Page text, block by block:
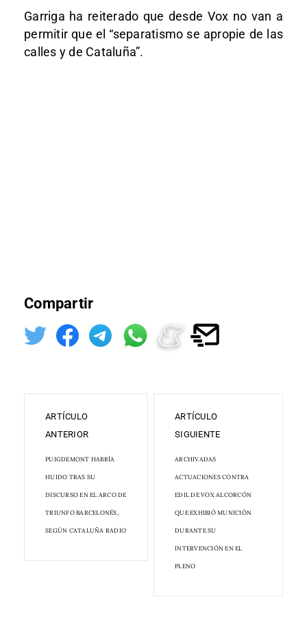
Garriga ha reiterado que desde Vox no van a
permitir que el “separatismo se apropie de las
calles y de Cataluña”.
Compartir
ARTÍCULO
ANTERIOR
PUIGDEMONT HABRÍA
HUIDO TRAS SU
DISCURSO EN EL ARCO DE
TRIUNFO BARCELONÉS,
SEGÚN CATALUÑA RADIO
ARTÍCULO
SIGUIENTE
ARCHIVADAS
ACTUACIONES CONTRA
EDIL DE VOX ALCORCÓN
QUE EXHIBIÓ MUNICIÓN
DURANTE SU
INTERVENCIÓN EN EL
PLENO